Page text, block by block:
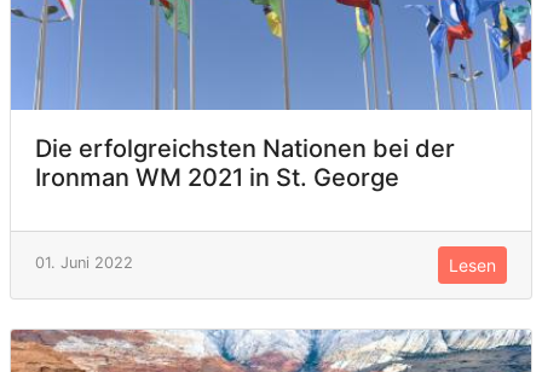
Die erfolgreichsten Nationen bei der
Ironman WM 2021 in St. George
01. Juni 2022 Lesen